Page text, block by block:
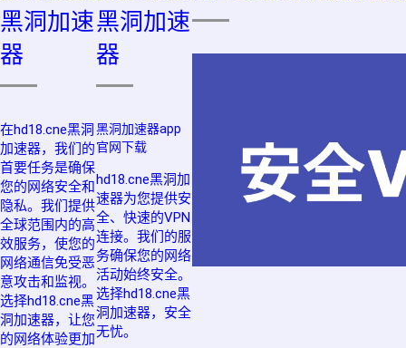
黑洞加速
器
在hd18.cne黑洞
加速器，我们的
首要任务是确保
您的网络安全和
隐私。我们提供
全球范围内的高
效服务，使您的
网络通信免受恶
意攻击和监视。
选择hd18.cne黑
洞加速器，让您
的网络体验更加
黑洞加速
器
黑洞加速器app
官网下载
hd18.cne黑洞加
速器为您提供安
全、快速的VPN
连接。我们的服
务确保您的网络
活动始终安全。
选择hd18.cne黑
洞加速器，安全
无忧。